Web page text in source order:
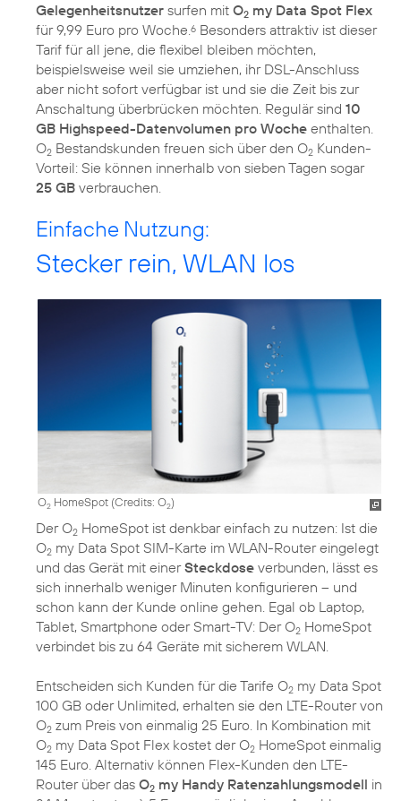
Gelegenheitsnutzer surfen mit O2 my Data Spot Flex
für 9,99 Euro pro Woche.6 Besonders attraktiv ist dieser
Tarif für all jene, die flexibel bleiben möchten,
beispielsweise weil sie umziehen, ihr DSL-Anschluss
aber nicht sofort verfügbar ist und sie die Zeit bis zur
Anschaltung überbrücken möchten. Regulär sind 10
GB Highspeed-Datenvolumen pro Woche enthalten.
O2 Bestandskunden freuen sich über den O2 Kunden-
Vorteil: Sie können innerhalb von sieben Tagen sogar
25 GB verbrauchen.
Einfache Nutzung:
Stecker rein, WLAN los
O2 HomeSpot (Credits: O2)
Der O2 HomeSpot ist denkbar einfach zu nutzen: Ist die
O2 my Data Spot SIM-Karte im WLAN-Router eingelegt
und das Gerät mit einerSteckdose verbunden, lässt es
sich innerhalb weniger Minuten konfigurieren – und
schon kann der Kunde online gehen. Egal ob Laptop,
Tablet, Smartphone oder Smart-TV: Der O2 HomeSpot
verbindet bis zu 64 Geräte mit sicherem WLAN.
Entscheiden sich Kunden für die Tarife O2 my Data Spot
100 GB oder Unlimited, erhalten sie den LTE-Router von
O2 zum Preis von einmalig 25 Euro. In Kombination mit
O2 my Data Spot Flex kostet der O2 HomeSpot einmalig
145 Euro. Alternativ können Flex-Kunden den LTE-
Router über das O2 my Handy Ratenzahlungsmodell in